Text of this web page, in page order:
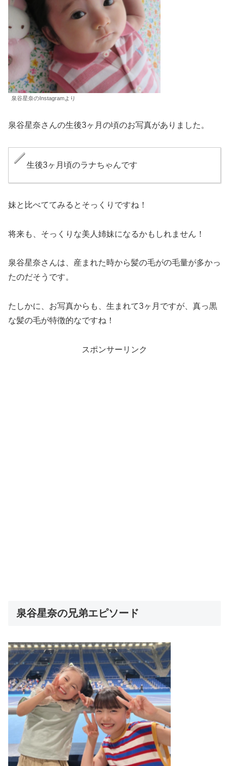
泉谷星奈のInstagramより
泉谷星奈さんの生後3ヶ月の頃のお写真がありました。
生後3ヶ月頃のラナちゃんです
妹と比べててみるとそっくりですね！
将来も、そっくりな美人姉妹になるかもしれません！
泉谷星奈さんは、産まれた時から髪の毛がの毛量が多かっ
たのだそうです。
たしかに、お写真からも、生まれて3ヶ月ですが、真っ黒
な髪の毛が特徴的なですね！
スポンサーリンク
泉谷星奈の兄弟エピソード